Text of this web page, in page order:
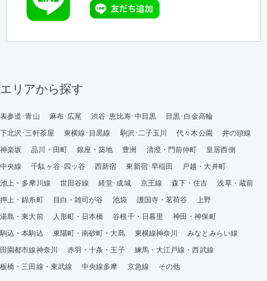
エリアから探す
表参道･青山 麻布･広尾 渋谷･恵比寿･中目黒
目黒･白金高輪
下北沢･三軒茶屋
東横線･目黒線 駒沢･二子玉川 代々木公園
井の頭線
神楽坂
品川・田町 銀座・築地 豊洲 清澄・門前仲町
皇居西側
中央線
千駄ヶ谷･四ッ谷 西新宿 東新宿･早稲田
戸越・大井町
池上・多摩川線
世田谷線 経堂･成城 京王線 森下・住吉
浅草・蔵前
押上・錦糸町
目白・雑司が谷 池袋 護国寺・茗荷谷
上野
湯島・東大前
人形町・日本橋 谷根千・日暮里
神田・神保町
駒込・本駒込
東陽町・南砂町・大島 東横線神奈川
みなとみらい線
田園都市線神奈川
赤羽・十条・王子
練馬・大江戸線・西武線
板橋・三田線・東武線
中央線多摩 京急線 その他